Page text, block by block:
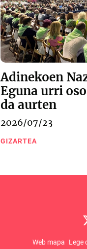
Adinekoen
Eguna urri
da aurten
2026/07/23
GIZARTEA
Web mapa Lege